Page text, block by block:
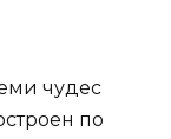
чудес
по